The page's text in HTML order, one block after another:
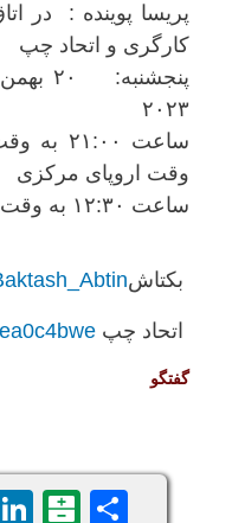
پریسا پوینده : در
کارگری و اتحاد چپ
۲۰۲۳
وقت اروپای مرکزی
ساعت ۱۲:۳۰ به وقت شرق امریکا
بکتاشBaktash_Abtin
اتحاد چپ
گفتگو
Share